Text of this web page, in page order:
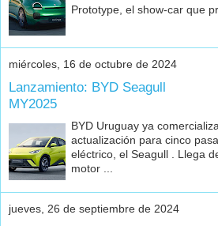
Prototype, el show-car que
miércoles, 16 de octubre de 2024
Lanzamiento: BYD Seagull
MY2025
BYD Uruguay ya
actualización para cinco
eléctrico, el Seagull . Llega
motor ...
jueves, 26 de septiembre de 2024